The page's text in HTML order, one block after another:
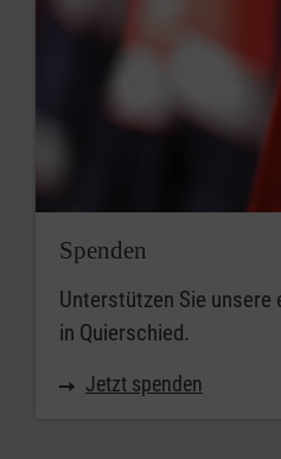
Spenden
Unterstützen Sie
in Quierschied.
Jetzt spenden